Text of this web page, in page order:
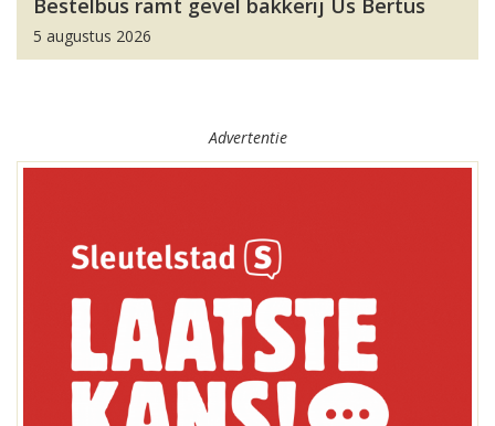
Bestelbus ramt gevel bakkerij Us Bertus
5 augustus 2026
Advertentie